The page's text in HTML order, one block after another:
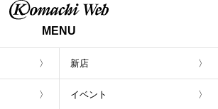
MENU
新店
イベント